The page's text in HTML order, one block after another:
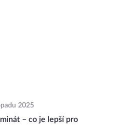
2025
– co je lepší pro